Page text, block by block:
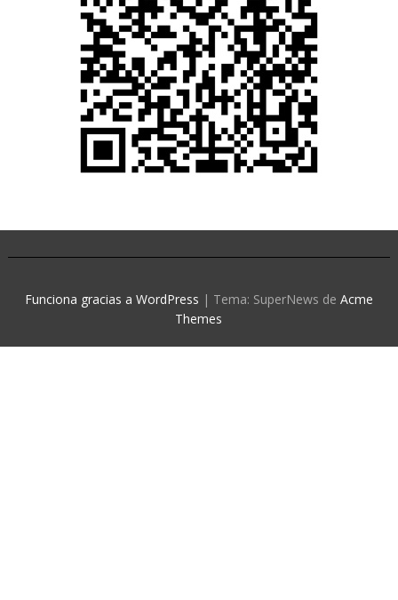
Funciona gracias a WordPress | Tema: SuperNews de Acme
Themes